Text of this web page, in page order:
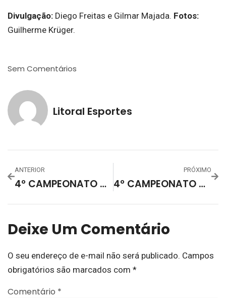
Divulgação: Diego Freitas e Gilmar Majada. Fotos:
Guilherme Krüger.
Sem Comentários
Litoral Esportes
ANTERIOR
4º CAMPEONATO DE FUTSAL CAMPING CLUB PLANALTO
PRÓXIMO
4º CAMPEONATO MUNICIPAL DE FUTSAL DE ARROIO DO PADRE CONHECEU OS CAMPEÕES
Deixe Um Comentário
O seu endereço de e-mail não será publicado. Campos
obrigatórios são marcados com *
Comentário *